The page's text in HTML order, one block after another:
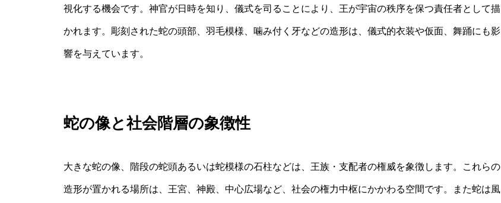
視化する機会です。神官が日時を知り、儀式を司ることにより、王が宇宙の秩序を保つ責任者として描
かれます。彫刻された蛇の頭部、羽毛模様、噛み付く牙などの造形は、儀式的衣装や仮面、舞踊にも影
響を与えています。
蛇の像と社会階層の象徴性
大きな蛇の像、階段の蛇頭あるいは蛇模様の石柱などは、王族・支配者の権威を象徴します。これらの
造形が置かれる場所は、王宮、神殿、中心広場など、社会の権力中枢にかかわる空間です。また蛇は風